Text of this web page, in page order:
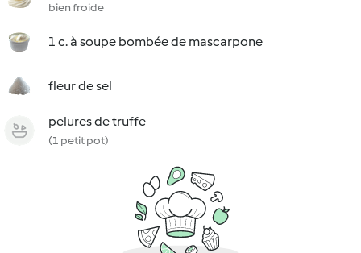
bien froide
1 c. à soupe bombée de mascarpone
fleur de sel
pelures de truffe
(1 petit pot)